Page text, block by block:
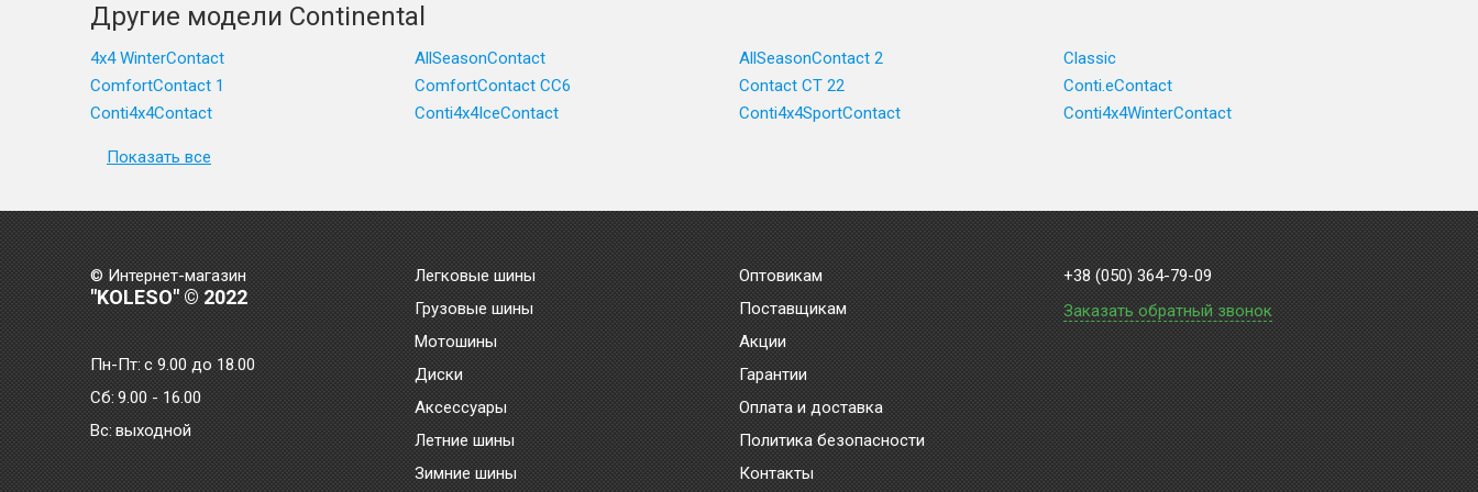
Другие модели Continental
4x4 WinterContact AllSeasonContact AllSeasonContact 2
Classic
ComfortContact 1
ComfortContact CC6 Contact CT 22
Conti.eContact
Conti4x4Contact
Conti4x4IceContact Conti4x4SportContact Conti4x4WinterContact
Показать все
© Интернет-магазин
"KOLESO" © 2022
Пн-Пт:с 9.00 до 18.00
Сб: 9.00 - 16.00
Bc: выходной
Легковые шины
Грузовые шины
Мотошины
Диски
Аксессуары
Летние шины
Зимние шины
Оптовикам
Поставщикам
Акции
Гарантии
Оплата и доставка
Политика безопасности
Контакты
+38 (050) 364-79-09
Заказать обратный звонок